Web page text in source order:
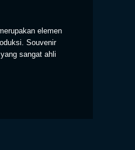
elemen
Souvenir
sangat ahli